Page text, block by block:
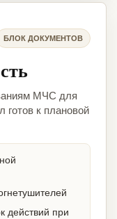
БЛОК ДОКУМЕНТОВ
МЧС для
к плановой
действий при